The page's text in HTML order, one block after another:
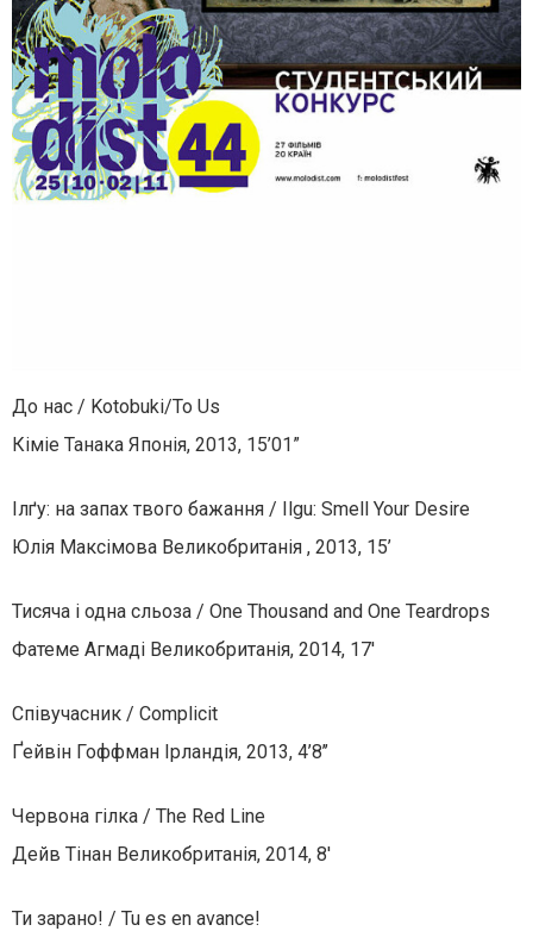
До нас / Kotobuki/To Us
Кіміе Танака Японія, 2013, 15’01”
Ілґу: на запах твого бажання / Ilgu: Smell Your Desire
Юлія Максімова Великобританія , 2013, 15’
Тисяча і одна сльоза / One Thousand and One Teardrops
Фатеме Агмаді Великобританія, 2014, 17'
Співучасник / Complicit
Ґейвін Гоффман Ірландія, 2013, 4’8’’
Червона гілка / The Red Line
Дейв Тінан Великобританія, 2014, 8'
Ти зарано! / Tu es en avance!